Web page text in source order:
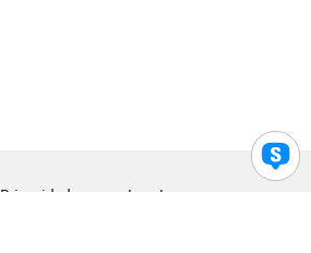
Privacidad Legal